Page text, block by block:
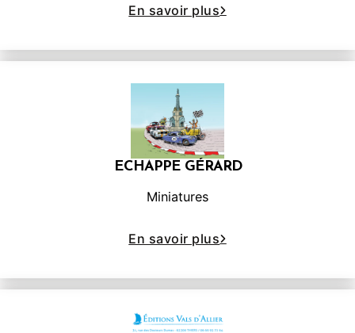
En savoir plus
ECHAPPE GÉRARD
Miniatures
En savoir plus